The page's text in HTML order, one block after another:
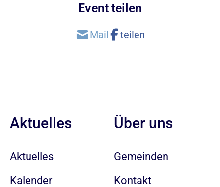
Event teilen
Aktuelles
Aktuelles
Kalender
Über uns
Gemeinden
Kontakt